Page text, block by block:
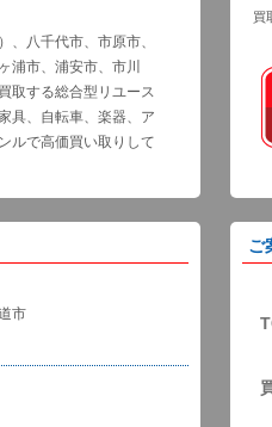
、八千代市、市原市、
浦市、浦安市、市川
取する総合型リユース
具、自転車、楽器、ア
ルで高価買い取りして
買
市
ご